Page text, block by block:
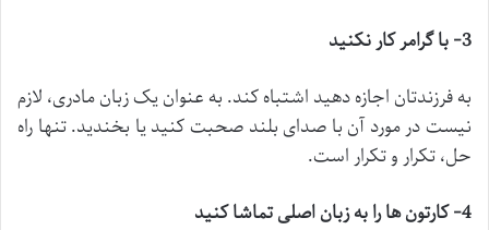
3- با گرامر کار نکنید
به فرزندتان اجازه دهید اشتباه کند. به عنوان یک زبان مادری، لازم
نیست در مورد آن با صدای بلند صحبت کنید یا بخندید. تنها راه
حل، تکرار و تکرار است.
4- کارتون ها را به زبان اصلی تماشا کنید